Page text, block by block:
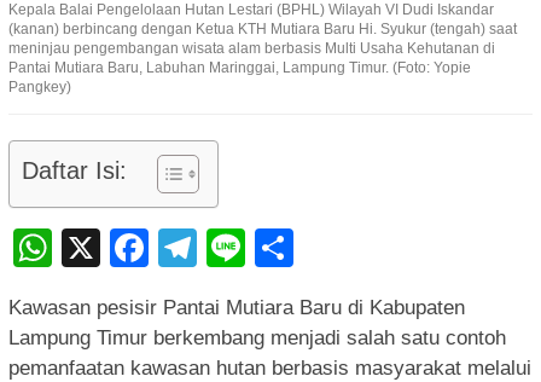
Kepala Balai Pengelolaan Hutan Lestari (BPHL) Wilayah VI Dudi Iskandar
(kanan) berbincang dengan Ketua KTH Mutiara Baru Hi. Syukur (tengah) saat
meninjau pengembangan wisata alam berbasis Multi Usaha Kehutanan di
Pantai Mutiara Baru, Labuhan Maringgai, Lampung Timur. (Foto: Yopie
Pangkey)
Daftar Isi:
WhatsApp
X Facebook
Telegram
Line
Kawasan pesisir Pantai Mutiara Baru di Kabupaten
Lampung Timur berkembang menjadi salah satu contoh
pemanfaatan kawasan hutan berbasis masyarakat melalui